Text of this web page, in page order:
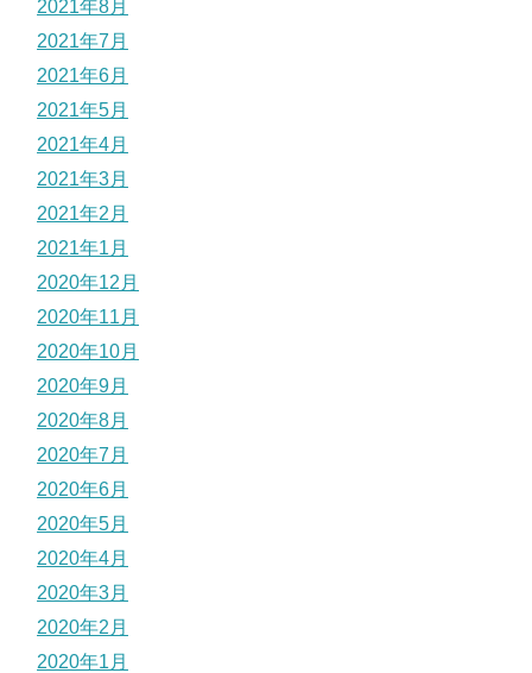
2021年8月
2021年7月
2021年6月
2021年5月
2021年4月
2021年3月
2021年2月
2021年1月
2020年12月
2020年11月
2020年10月
2020年9月
2020年8月
2020年7月
2020年6月
2020年5月
2020年4月
2020年3月
2020年2月
2020年1月